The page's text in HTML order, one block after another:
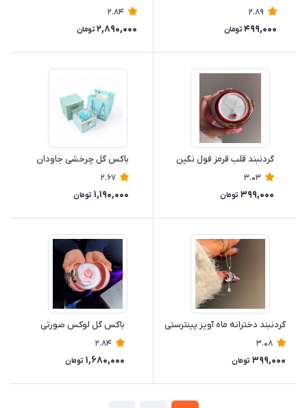
2.89
499,000 تومان
2.84
2,890,000 تومان
گردنبند قلب قرمز فول نگین
3.03
399,000 تومان
باکس گل چرخشی جاودان
2.67
1,190,000 تومان
گردنبند دخترانه ماه آویز پینترستی
3.08
399,000 تومان
باکس گل لوکس صورتی
2.84
1,680,000 تومان